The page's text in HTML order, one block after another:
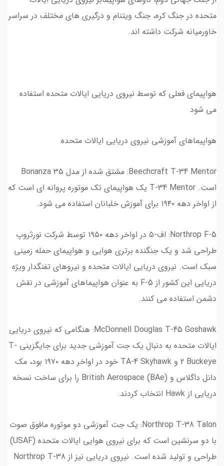
متحده در جنگ کره، جنگ ویتنام و درگیری های مختلف در سراسر
خاورمیانه شرکت داشته اند.
هواپیمای فعلی که توسط نیروی دریایی ایالات متحده استفاده
می شود
هواپیماهای آموزشی نیروی دریایی ایالات متحده
Beechcraft T-34 Mentor: مشتق شده از مدل ۳۵ Bonanza
است. T-34 Mentor یک هواپیمای تک موتوره پروانه ای است که
از اواخر دهه ۱۹۴۰ برای آموزش خلبانان استفاده می شود.
Northrop F-5: اف-۵ در اواخر دهه ۱۹۵۰ توسط شرکت نورثروپ
طراحی شد و یک جنگنده برتری هوایی و هواپیمای حمله زمینی
سبک است. نیروی دریایی ایالات متحده و نیروهای تفنگدار ویژه
دریایی این کشور از F-5 به عنوان هواپیماهای آموزشی در نقش
دشمن استفاده می کنند.
McDonnell Douglas T-45 Goshawk: هنگامی که نیروی دریایی
ایالات متحده به دنبال یک جت آموزشی جدید برای جایگزینی T-
2 Buckeye و TA-4 Skyhawk خود در اواخر دهه ۱۹۷۰ بود، مک
دانل داگلاس و British Aerospace (BAe) را برای ساخت نسخه
دریایی از Hawk انتخاب کردند.
Northrop T-38 Talon: یک جت آموزشی دو موتوره مافوق صوت
با دو سرنشین است که برای نیروی هوایی ایالات متحده (USAF)
طراحی و تولید شده است. نیروی دریایی نیز از Northrop T-38